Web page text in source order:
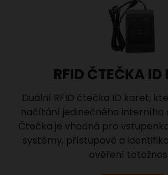
RFID ČTEČKA ID
Duální RFID čtečka ID karet,
načítání jedinečného interního
Čtečka je vhodná pro
systémy, přístupové a
ověření